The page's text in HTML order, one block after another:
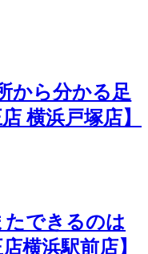
から分かる足
横浜戸塚店】
できるのは
横浜駅前店】